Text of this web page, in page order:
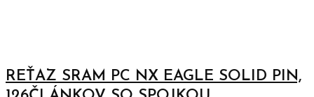
REŤAZ SRAM PC NX EAGLE SOLID PIN,